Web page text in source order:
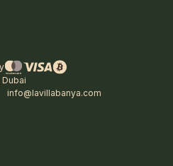
Dubai
info@lavillabanya.com